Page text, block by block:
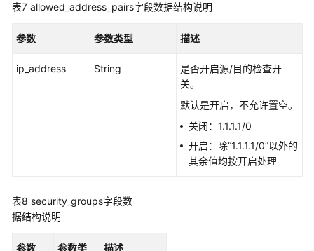
级
议
持
区
表7 allowed_address_pairs字段数据结构说明
参数 参数类型 描述
ip_address String
是否开启源/目的检查开
关。
默认是开启，不允许置空。
关闭：1.1.1.1/0
开启：除“1.1.1.1/0”以外的
其余值均按开启处理
表8 security_groups字段数
据结构说明
参数
参数类
描述